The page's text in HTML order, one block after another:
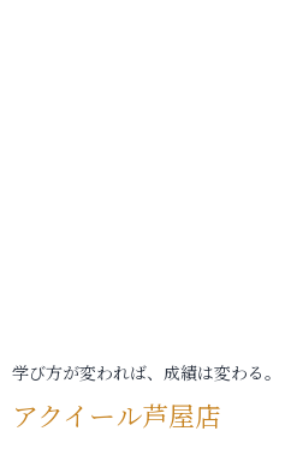
学び方が変われば、成績は変わる。
アクイール芦屋店